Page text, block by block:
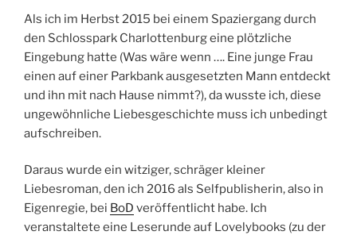
Als ich im Herbst 2015 bei einem Spaziergang durch
den Schlosspark Charlottenburg eine plötzliche
Eingebung hatte (Was wäre wenn …. Eine junge Frau
einen auf einer Parkbank ausgesetzten Mann entdeckt
und ihn mit nach Hause nimmt?), da wusste ich, diese
ungewöhnliche Liebesgeschichte muss ich unbedingt
aufschreiben.
Daraus wurde ein witziger, schräger kleiner
Liebesroman, den ich 2016 als Selfpublisherin, also in
Eigenregie, bei BoD veröffentlicht habe. Ich
veranstaltete eine Leserunde auf Lovelybooks (zu der